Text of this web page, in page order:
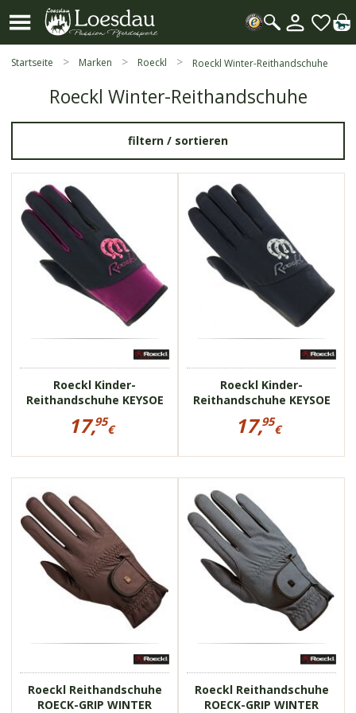
Suche
öffnen
Mein
Startseite Marken Roeckl Roeckl Winter-Reithandschuhe
Roeckl Winter-Reithandschuhe
filtern / sortieren
Roeckl Kinder-
Reithandschuhe KEYSOE
Preisinformationen
Kinder-
KEYSOE
17,95
€
€
420022
funktional
uneingeschränkte
Bewegungsfreiheit
besonders weich
Roeckl Kinder-
Reithandschuhe KEYSOE
Preisinformationen
Kinder-
KEYSOE
17,95
€
€
420022
funktional
uneingeschränkte
Bewegungsfreiheit
besonders weich
Roeckl Reithandschuhe
ROECK-GRIP WINTER
4084
für eine feine
Zügelführung
leichtes, elastisches
Material
Roeckl Reithandschuhe
ROECK-GRIP WINTER
4084
für eine feine
Zügelführung
leichtes, elastisches
Material